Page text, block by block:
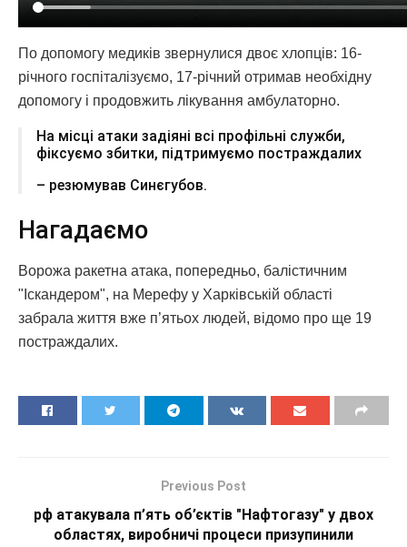
По допомогу медиків звернулися двоє хлопців: 16-
річного госпіталізуємо, 17-річний отримав необхідну
допомогу і продовжить лікування амбулаторно.
На місці атаки задіяні всі профільні служби,
фіксуємо збитки, підтримуємо постраждалих
– резюмував Синєгубов.
Нагадаємо
Ворожа ракетна атака, попередньо, балістичним
"Іскандером", на Мерефу у Харківській області
забрала життя вже п’ятьох людей, відомо про ще 19
постраждалих.
Previous Post
рф атакувала п’ять об’єктів "Нафтогазу" у двох
областях, виробничі процеси призупинили